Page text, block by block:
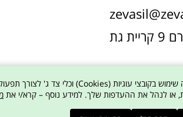
גת
או לנהל את ההעדפות שלך. למידע נוסף – קרא/י את